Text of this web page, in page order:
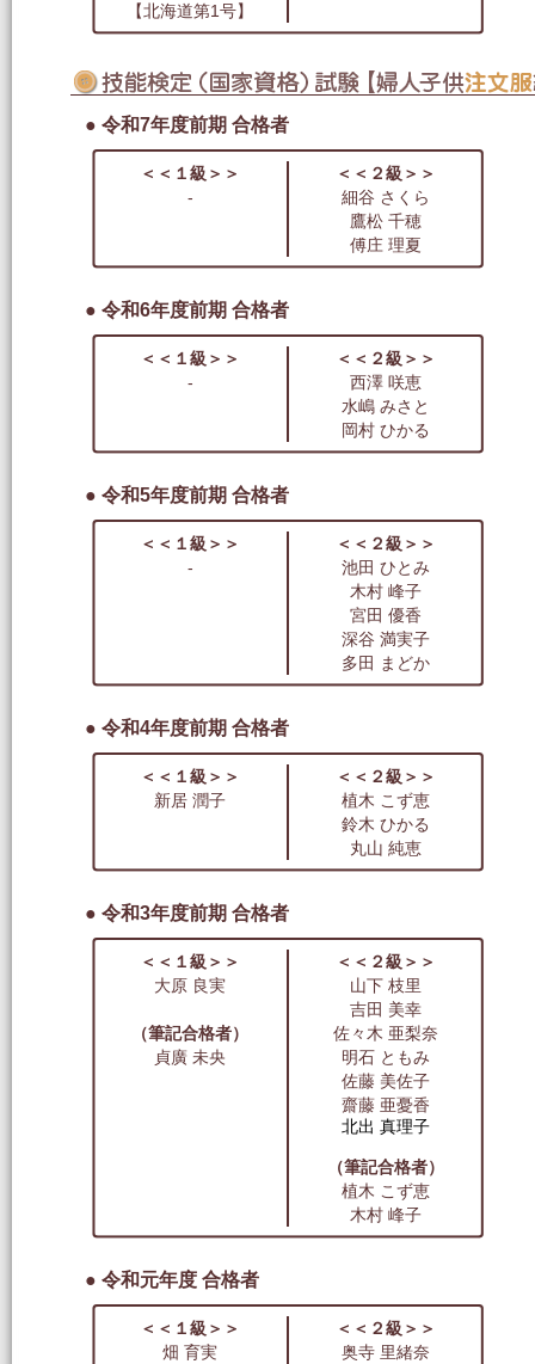
【北海道第1号】
● 令和7年度前期 合格者
＜＜１級＞＞
＜＜２級＞＞
-
細谷 さくら
鷹松 千穂
傅庄 理夏
● 令和6年度前期 合格者
＜＜１級＞＞
＜＜２級＞＞
-
西澤 咲恵
水嶋 みさと
岡村 ひかる
● 令和5年度前期 合格者
＜＜１級＞＞
＜＜２級＞＞
-
池田 ひとみ
木村 峰子
宮田 優香
深谷 満実子
多田 まどか
● 令和4年度前期 合格者
＜＜１級＞＞
＜＜２級＞＞
新居 潤子
植木 こず恵
鈴木 ひかる
丸山 純恵
● 令和3年度前期 合格者
＜＜１級＞＞
＜＜２級＞＞
大原 良実
山下 枝里
吉田 美幸
（筆記合格者）
佐々木 亜梨奈
貞廣 未央
明石 ともみ
佐藤 美佐子
齋藤 亜憂香
北出 真理子
（筆記合格者）
植木 こず恵
木村 峰子
● 令和元年度 合格者
＜＜１級＞＞
＜＜２級＞＞
畑 育実
奥寺 里緒奈